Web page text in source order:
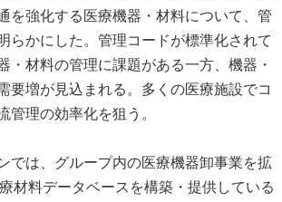
を強化する医療機器・材料について、管
らかにした。管理コードが標準化されて
材料の管理に課題がある一方、機器・
要増が見込まれる。多くの医療施設でコ
管理の効率化を狙う。
では、グループ内の医療機器卸事業を拡
材料データベースを構築・提供している